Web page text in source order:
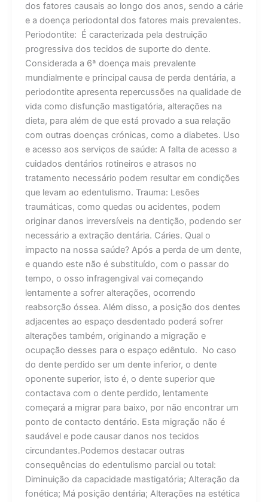
dos fatores causais ao longo dos anos, sendo a cárie
e a doença periodontal dos fatores mais prevalentes.
Periodontite: É caracterizada pela destruição
progressiva dos tecidos de suporte do dente.
Considerada a 6ª doença mais prevalente
mundialmente e principal causa de perda dentária, a
periodontite apresenta repercussões na qualidade de
vida como disfunção mastigatória, alterações na
dieta, para além de que está provado a sua relação
com outras doenças crónicas, como a diabetes. Uso
e acesso aos serviços de saúde: A falta de acesso a
cuidados dentários rotineiros e atrasos no
tratamento necessário podem resultar em condições
que levam ao edentulismo. Trauma: Lesões
traumáticas, como quedas ou acidentes, podem
originar danos irreversíveis na dentição, podendo ser
necessário a extração dentária. Cáries. Qual o
impacto na nossa saúde? Após a perda de um dente,
e quando este não é substituído, com o passar do
tempo, o osso infragengival vai começando
lentamente a sofrer alterações, ocorrendo
reabsorção óssea. Além disso, a posição dos dentes
adjacentes ao espaço desdentado poderá sofrer
alterações também, originando a migração e
ocupação desses para o espaço edêntulo. No caso
do dente perdido ser um dente inferior, o dente
oponente superior, isto é, o dente superior que
contactava com o dente perdido, lentamente
começará a migrar para baixo, por não encontrar um
ponto de contacto dentário. Esta migração não é
saudável e pode causar danos nos tecidos
circundantes.Podemos destacar outras
consequências do edentulismo parcial ou total:
Diminuição da capacidade mastigatória; Alteração da
fonética; Má posição dentária; Alterações na estética